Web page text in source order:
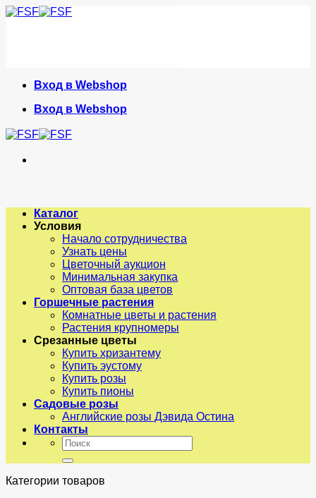
Skip
Вход в Webshop
Вход в Webshop
Каталог
Условия
Начало сотрудничества
Узнать цены
Цветочный аукцион
Минимальная закупка
Оптовая база цветов
Горшечные растения
Комнатные цветы и растения
Растения крупномеры
Срезанные цветы
Купить хризантему
Купить эустому
Купить розы
Купить пионы
Садовые розы
Английские розы Дэвида Остина
Контакты
Искать:
Категории товаров